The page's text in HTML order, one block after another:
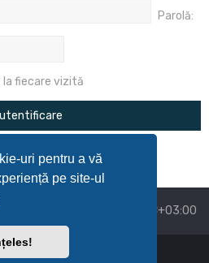
uri pentru a vă
pe site-ul
Parolă:
fiecare vizită
UTC+03:00